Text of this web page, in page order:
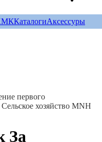
КаталогиАксессуры
первого
хозяйство MNH
За